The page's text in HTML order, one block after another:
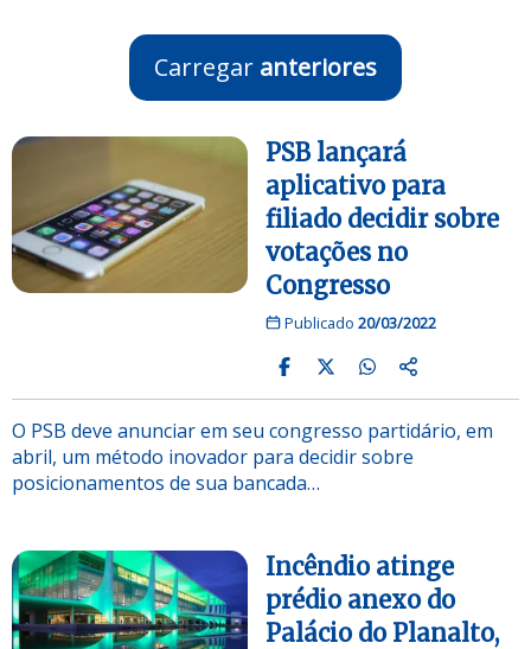
Carregar anteriores
PSB lançará
aplicativo para
filiado decidir sobre
votações no
Congresso
Publicado 20/03/2022
O PSB deve anunciar em seu congresso partidário, em
abril, um método inovador para decidir sobre
posicionamentos de sua bancada…
Incêndio atinge
prédio anexo do
Palácio do Planalto,